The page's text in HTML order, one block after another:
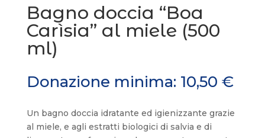
Bagno doccia “Boa
Carìsia” al miele (500
ml)
Donazione minima: 10,50 €
Un bagno doccia idratante ed igienizzante grazie
al miele, e agli estratti biologici di salvia e di